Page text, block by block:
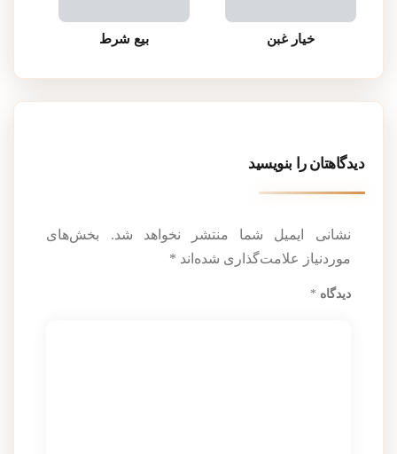
خیار غبن بیع شرط
دیدگاهتان را بنویسید
نشانی ایمیل شما منتشر نخواهد شد.
بخش‌های
موردنیاز علامت‌گذاری شده‌اند *
دیدگاه *